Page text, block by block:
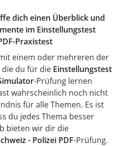
dich einen Überblick und
im Einstellungstest
Praxistest
einem oder mehreren der
du für die Einstellungstest
-Prüfung lernen
wahrscheinlich noch nicht
für alle Themen. Es ist
du jedes Thema besser
bieten wir dir die
- Polizei PDF-Prüfung.